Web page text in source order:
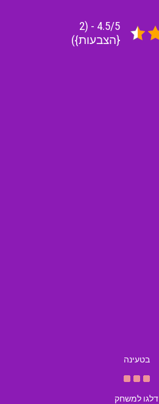
4.5/5 - (2
{הצבעות})
בטעינה
דלגו למשחק